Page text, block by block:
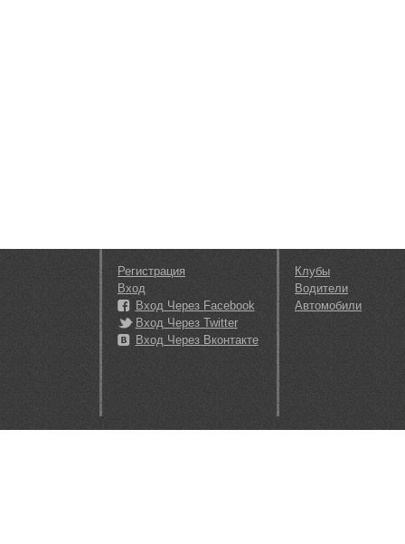
Регистрация
Вход
Вход Через Facebook
Вход Через Twitter
Вход Через Вконтакте
Клубы
Водители
Автомобили